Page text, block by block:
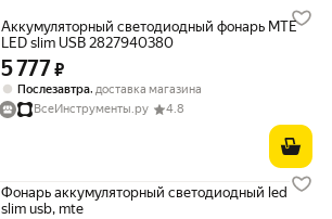
Аккумуляторный светодиодный фонарь MTE
LED slim USB 2827940380
Цена 5777 ₽ вместо
5 777₽
Послезавтра, доставка магазина
ВсеИнструменты.ру
4.8
Фонарь аккумуляторный светодиодный led
slim usb, mte